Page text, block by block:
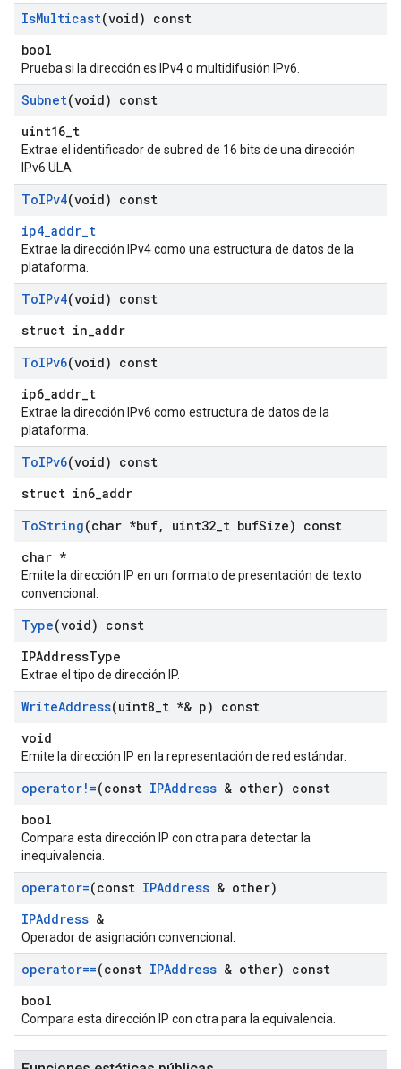
IsMulticast(void) const
bool
Prueba si la dirección es IPv4 o multidifusión IPv6.
Subnet(void) const
uint16_t
Extrae el identificador de subred de 16 bits de una dirección
IPv6 ULA.
ToIPv4(void) const
ip4_addr_t
Extrae la dirección IPv4 como una estructura de datos de la
plataforma.
ToIPv4(void) const
struct in_addr
ToIPv6(void) const
ip6_addr_t
Extrae la dirección IPv6 como estructura de datos de la
plataforma.
ToIPv6(void) const
struct in6_addr
ToString(char *buf, uint32 t bufSize) const
char *
Emite la dirección IP en un formato de presentación de texto
convencional.
Type(void) const
IPAddressType
Extrae el tipo de dirección IP.
WriteAddress(uint8 t *& p) const
void
Emite la dirección IP en la representación de red estándar.
operator!=(const IPAddress & other) const
bool
Compara esta dirección IP con otra para detectar la
inequivalencia.
operator=(const IPAddress & other)
IPAddress &
Operador de asignación convencional.
operator==(const IPAddress & other) const
bool
Compara esta dirección IP con otra para la equivalencia.